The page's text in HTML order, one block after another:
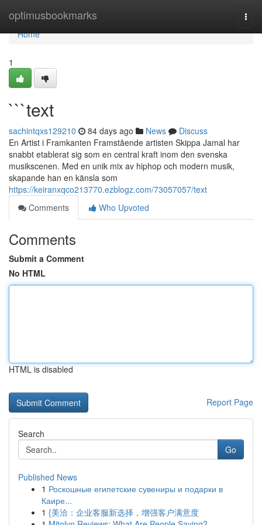
optimusbookmarks
Home
Home
1
```text
sachintqxs129210 84 days ago News
Discuss
En Artist i Framkanten Framstående artisten Skippa Jamal har
snabbt etablerat sig som en central kraft inom den svenska
musikscenen. Med en unik mix av hiphop och modern musik,
skapande han en känsla som
https://keiranxqco213770.ezblogz.com/73057057/text
Comments
Who Upvoted
Comments
Submit a Comment
No HTML
HTML is disabled
Report Page
Search
Go
Published News
1 Роскошные египетские сувениры и подарки в
Каире...
1 {美洽：企业客服新选择，增强客户满意度